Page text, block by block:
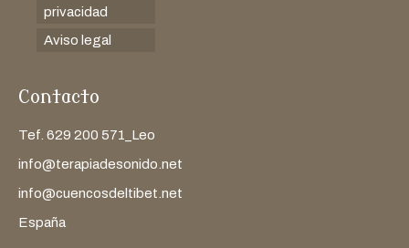
privacidad
Aviso legal
Contacto
Tef. 629 200 571_Leo
info@terapiadesonido.net
info@cuencosdeltibet.net
España